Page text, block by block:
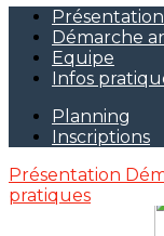
Présentation
Démarche
Equipe
Infos
Planning
Inscriptions
Présentation
pratiques